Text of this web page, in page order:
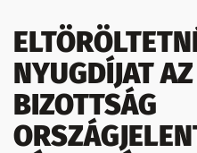
NYUGDÍJAT
BIZOTTSÁG